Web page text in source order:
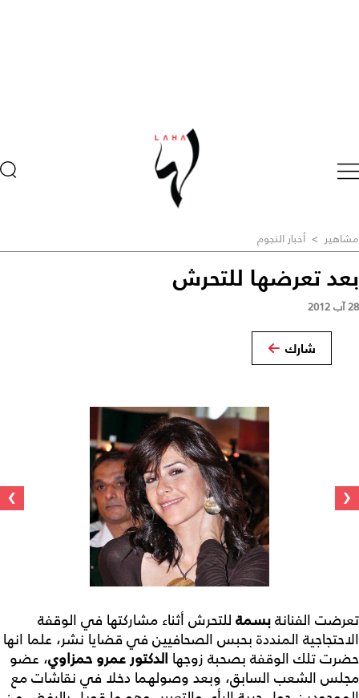
مشاهير > أخبار النجوم
بعد تعرضها للتحرش
28 آب 2012
شارك
‹
›
تعرضت الفنانةبسمة للتحرش أثناء مشاركتها في الوقفة
الاحتجاجية المنددة بحبس الصحافيين في قضايا نشر، علما انها
حضرت تلك الوقفة بصحبة زوجها الدكتور عمرو حمزاوي، عضو
مجلس الشعب السابق، وبعد وصولهما دخلا في نقاشات مع